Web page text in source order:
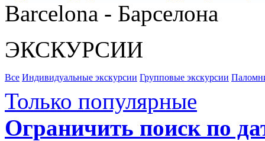
Barcelona - Барселона
ЭКСКУРСИИ
Все Индивидуальные экскурсии Групповые экскурсии
Только популярные
Ограничить поиск по